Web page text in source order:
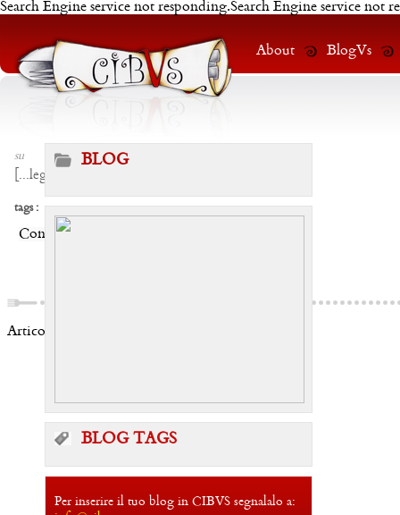
Search Engine service not responding.Search Engine service not
About BlogVs
su
...leggi
tags :
Condividi:
Articoli correlati:
BLOG
BLOG TAGS
Per inserire il tuo blog in CIBVS segnalalo a: